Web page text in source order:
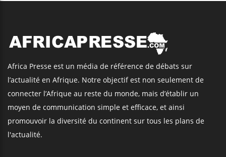
Africa Presse est un média de référence de débats sur
l’actualité en Afrique. Notre objectif est non seulement de
connecter l’Afrique au reste du monde, mais d’établir un
moyen de communication simple et efficace, et ainsi
promouvoir la diversité du continent sur tous les plans de
l'actualité.